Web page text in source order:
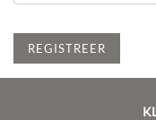
REGISTREER